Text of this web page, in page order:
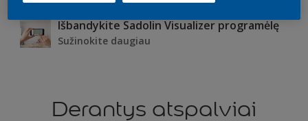
Dark wood
Išbandykite Sadolin Visualizer programėlę
Sužinokite daugiau
Derantys atspalviai